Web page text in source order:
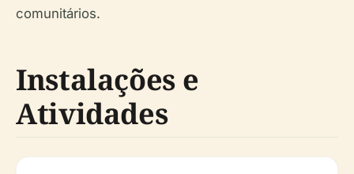
comunitários.
Instalações e
Atividades